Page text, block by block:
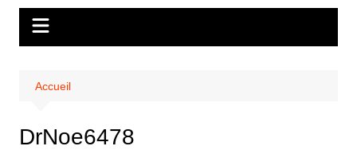
Accueil
DrNoe6478